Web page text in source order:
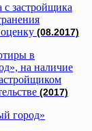
с застройщика
(08.2017)
в
на наличие
(2017)
город»